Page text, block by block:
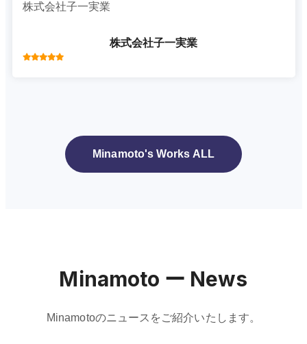
株式会社子一実業
株式会社子一実業
Minamoto's Works ALL
Minamoto ー News
Minamotoのニュースをご紹介いたします。